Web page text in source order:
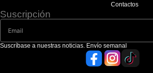
Contactos
Suscripción
Suscríbase a nuestras noticias. Envío semanal